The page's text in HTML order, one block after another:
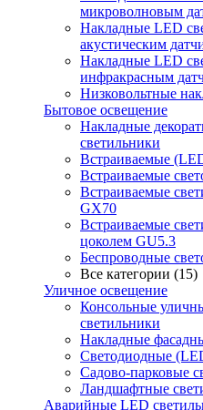
микроволновым
Накладные LED
акустическим
Накладные LED
инфракрасным
Низковольтные
Бытовое освещение
Накладные
светильники
Встраиваемые
Встраиваемые
Встраиваемые
GX70
Встраиваемые
цоколем GU5.3
Беспроводные
Все категории (15)
Уличное освещение
Консольные
светильники
Накладные
Светодиодные
Садово-парковые
Ландшафтные
Аварийные LED